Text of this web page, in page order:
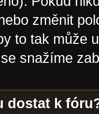
změnit
to tak může
snažíme
dostat k